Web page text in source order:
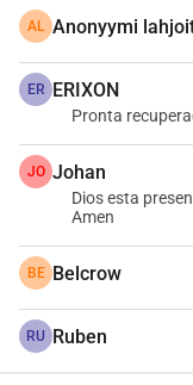
AL Anonyymi
ER ERIXON
Pronta
JO Johan
Dios esta
Amen
BE Belcrow
RU Ruben